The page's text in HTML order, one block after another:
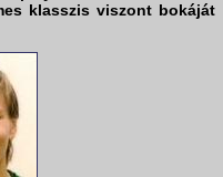
klasszis viszont bokáját